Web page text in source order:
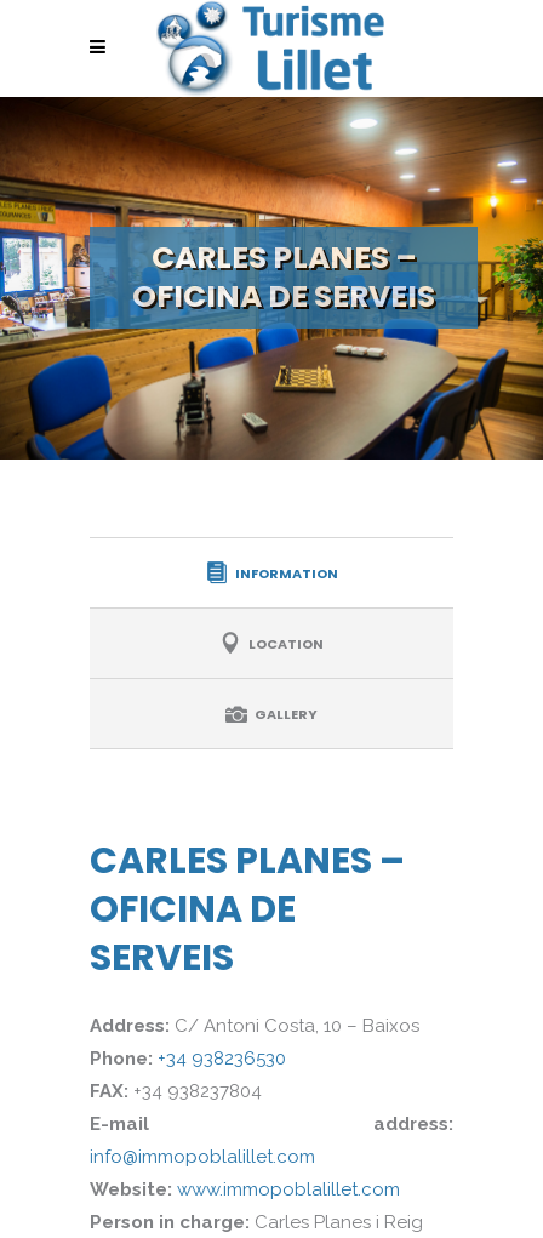
CARLES PLANES –
OFICINA DE SERVEIS
INFORMATION
LOCATION
GALLERY
CARLES PLANES –
OFICINA DE
SERVEIS
Address: C/ Antoni Costa, 10 – Baixos
Phone: +34 938236530
FAX: +34 938237804
E-mail address:
info@immopoblalillet.com
Website: www.immopoblalillet.com
Person in charge: Carles Planes i Reig